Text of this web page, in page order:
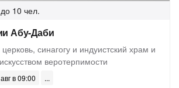
до 10 чел.
Абу-Даби
синагогу и индуистский храм и
веротерпимости
в 09:00